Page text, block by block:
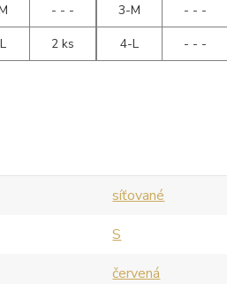
- - -
2 ks
3-M
- - -
4-L
- - -
síťované
S
červená